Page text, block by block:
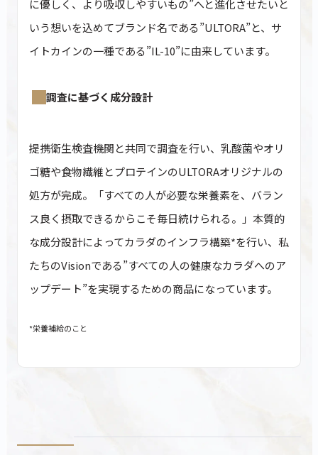
に優しく、より吸収しやすいもの”へと進化させたいと
いう想いを込めてブランド名である”ULTORA”と、サ
イトカインの一種である”IL-10”に由来しています。
調査に基づく成分設計
提携衛生検査機関と共同で調査を行い、乳酸菌やオリ
ゴ糖や食物繊維とプロテインのULTORAオリジナルの
処方が完成。「すべての人が必要な栄養素を、バラン
ス良く摂取できるからこそ毎日続けられる。」本質的
な成分設計によってカラダのインフラ構築*を行い、私
たちのVisionである”すべての人の健康なカラダへのア
ップデート”を実現するための商品になっています。
*栄養補給のこと
420g
3,690 5,940 3,218